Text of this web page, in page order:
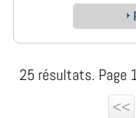
25 résultats. Page
<<